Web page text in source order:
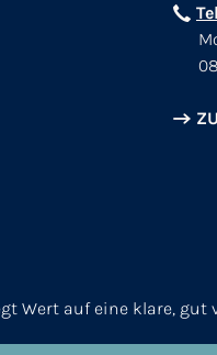
Wert auf eine klare,